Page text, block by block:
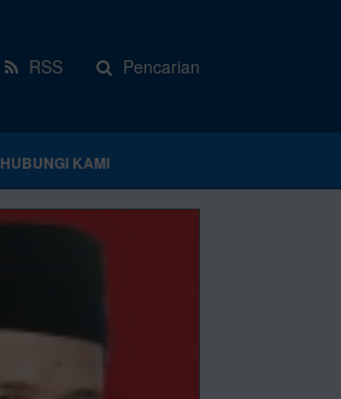
RSS Pencarian
HUBUNGI KAMI